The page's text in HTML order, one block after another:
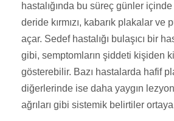
hastalığında bu süreç günler
deride kırmızı, kabarık plakalar ve
açar. Sedef hastalığı bulaşıcı bir
gibi, semptomların şiddeti kişiden
gösterebilir. Bazı hastalarda hafif
diğerlerinde ise daha yaygın
ağrıları gibi sistemik belirtiler ortaya